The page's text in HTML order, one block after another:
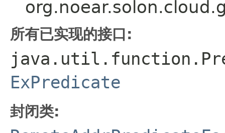
所有已实现的接口:
ExPredicate
封闭类: